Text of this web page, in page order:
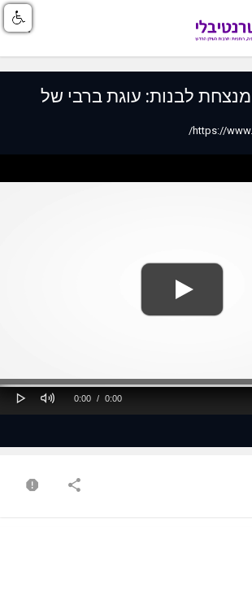
מנצחת לבנות: עוגת ברבי של
https://
Play Mute
Current
0:00 /
Duration
0:00